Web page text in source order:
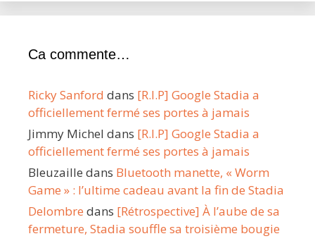
Ca commente…
Ricky Sanford dans [R.I.P] Google Stadia a
officiellement fermé ses portes à jamais
Jimmy Michel dans [R.I.P] Google Stadia a
officiellement fermé ses portes à jamais
Bleuzaille dans Bluetooth manette, « Worm
Game » : l’ultime cadeau avant la fin de Stadia
Delombre dans [Rétrospective] À l’aube de sa
fermeture, Stadia souffle sa troisième bougie